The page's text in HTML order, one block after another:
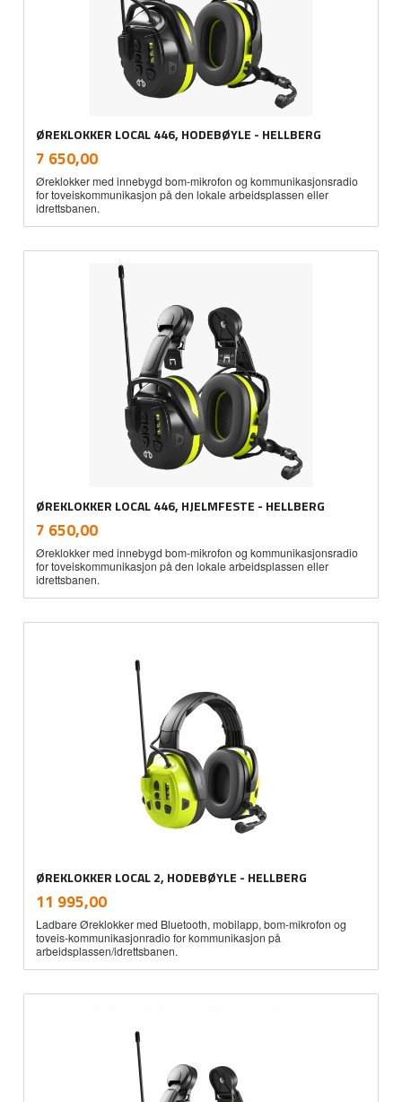
ØREKLOKKER LOCAL 446, HODEBØYLE - HELLBERG
Pris
7 650,00mva.
Øreklokker med innebygd bom-mikrofon og kommunikasjonsradio
for toveiskommunikasjon på den lokale arbeidsplassen eller
idrettsbanen.
ØREKLOKKER LOCAL 446, HJELMFESTE - HELLBERG
Pris
7 650,00mva.
Øreklokker med innebygd bom-mikrofon og kommunikasjonsradio
for toveiskommunikasjon på den lokale arbeidsplassen eller
idrettsbanen.
ØREKLOKKER LOCAL 2, HODEBØYLE - HELLBERG
Pris
11 995,00mva.
Ladbare Øreklokker med Bluetooth, mobilapp, bom-mikrofon og
toveis-kommunikasjonradio for kommunikasjon på
arbeidsplassen/idrettsbanen.